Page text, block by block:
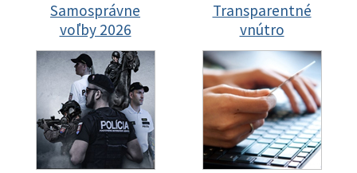
Samosprávne
voľby 2026
Transparentné
vnútro